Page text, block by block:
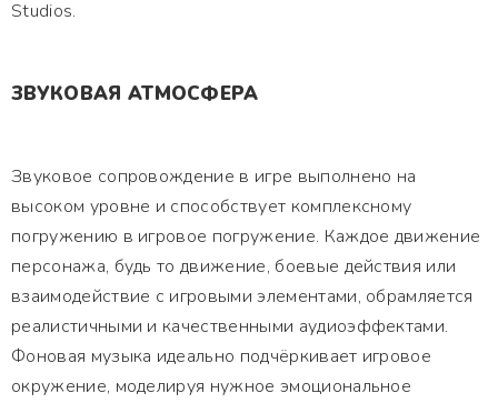
Studios.
ЗВУКОВАЯ АТМОСФЕРА
Звуковое сопровождение в игре выполнено на
высоком уровне и способствует комплексному
погружению в игровое погружение. Каждое движение
персонажа, будь то движение, боевые действия или
взаимодействие с игровыми элементами, обрамляется
реалистичными и качественными аудиоэффектами.
Фоновая музыка идеально подчёркивает игровое
окружение, моделируя нужное эмоциональное